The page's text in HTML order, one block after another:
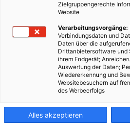
Zielgruppengerechte
Website
Verarbeitungsvorgänge:
Verbindungsdaten und
Daten über die
Drittanbietersoftware und
ihrem Endgerät;
Auswertung der Daten;
Wiedererkennung und
Websitebesuchern auf
des Werbeerfolgs
Alles akzeptieren